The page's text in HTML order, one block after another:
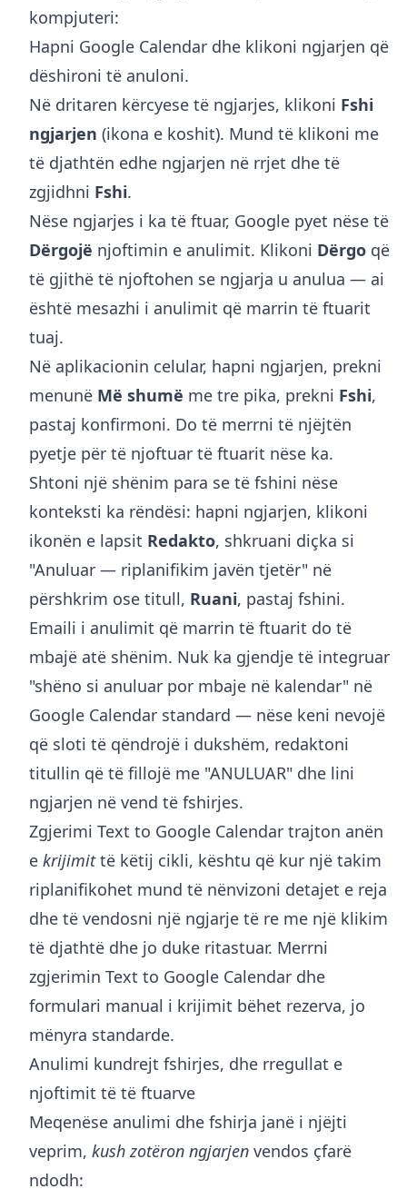
kompjuteri:
Hapni Google Calendar dhe klikoni ngjarjen që
dëshironi të anuloni.
Në dritaren kërcyese të ngjarjes, klikoni Fshi
ngjarjen (ikona e koshit). Mund të klikoni me
të djathtën edhe ngjarjen në rrjet dhe të
zgjidhni Fshi.
Nëse ngjarjes i ka të ftuar, Google pyet nëse të
Dërgojë njoftimin e anulimit. Klikoni Dërgo që
të gjithë të njoftohen se ngjarja u anulua — ai
është mesazhi i anulimit që marrin të ftuarit
tuaj.
Në aplikacionin celular, hapni ngjarjen, prekni
menunë Më shumë me tre pika, prekni Fshi,
pastaj konfirmoni. Do të merrni të njëjtën
pyetje për të njoftuar të ftuarit nëse ka.
Shtoni një shënim para se të fshini nëse
konteksti ka rëndësi: hapni ngjarjen, klikoni
ikonën e lapsit Redakto, shkruani diçka si
"Anuluar — riplanifikim javën tjetër" në
përshkrim ose titull, Ruani, pastaj fshini.
Emaili i anulimit që marrin të ftuarit do të
mbajë atë shënim. Nuk ka gjendje të integruar
"shëno si anuluar por mbaje në kalendar" në
Google Calendar standard — nëse keni nevojë
që sloti të qëndrojë i dukshëm, redaktoni
titullin që të fillojë me "ANULUAR" dhe lini
ngjarjen në vend të fshirjes.
Zgjerimi Text to Google Calendar trajton anën
e krijimittë këtij cikli, kështu që kur një takim
riplanifikohet mund të nënvizoni detajet e reja
dhe të vendosni një ngjarje të re me një klikim
të djathtë dhe jo duke ritastuar. Merrni
zgjerimin Text to Google Calendar dhe
formulari manual i krijimit bëhet rezerva, jo
mënyra standarde.
Anulimi kundrejt fshirjes, dhe rregullat e
njoftimit të të ftuarve
Meqenëse anulimi dhe fshirja janë i njëjti
veprim, kush zotëron ngjarjen vendos çfarë
ndodh: